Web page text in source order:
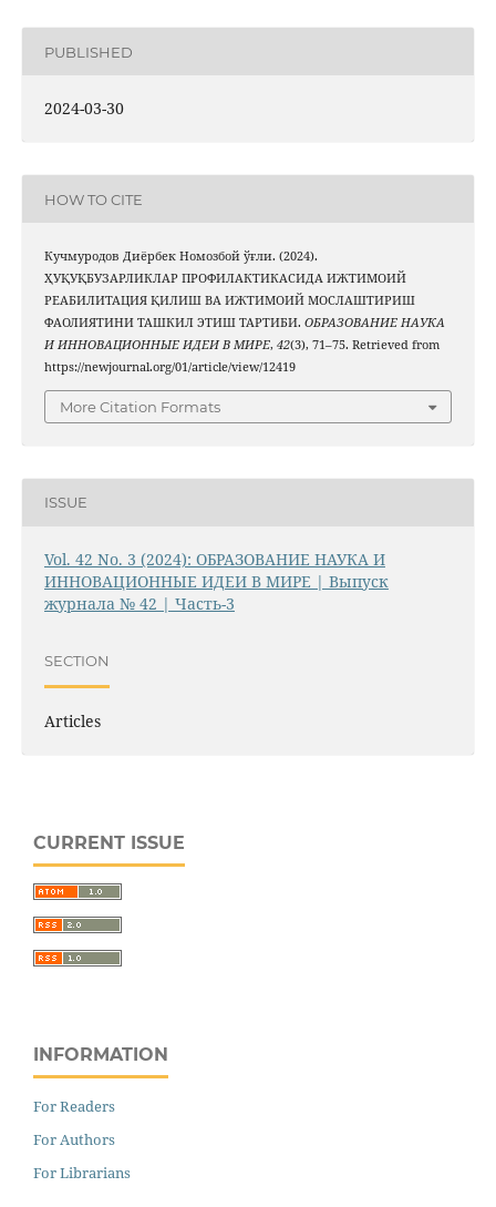
PUBLISHED
2024-03-30
HOW TO CITE
Кучмуродов Диёрбек Номозбой ўғли. (2024).
ҲУҚУҚБУЗАРЛИКЛАР ПРОФИЛАКТИКАСИДА ИЖТИМОИЙ
РЕАБИЛИТАЦИЯ ҚИЛИШ ВА ИЖТИМОИЙ МОСЛАШТИРИШ
ФАОЛИЯТИНИ ТАШКИЛ ЭТИШ ТАРТИБИ. ОБРАЗОВАНИЕ НАУКА
И ИННОВАЦИОННЫЕ ИДЕИ В МИРЕ, 42(3), 71–75. Retrieved from
https://newjournal.org/01/article/view/12419
More Citation Formats
ISSUE
Vol. 42 No. 3 (2024): ОБРАЗОВАНИЕ НАУКА И
ИННОВАЦИОННЫЕ ИДЕИ В МИРЕ | Выпуск
журнала № 42 | Часть-3
SECTION
Articles
CURRENT ISSUE
INFORMATION
For Readers
For Authors
For Librarians